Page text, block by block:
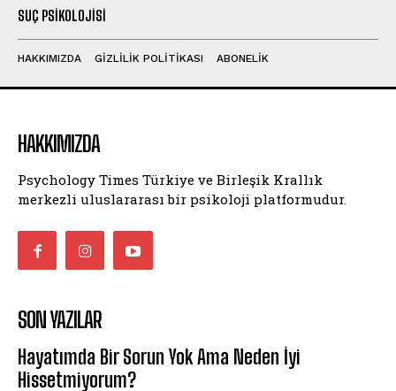
SUÇ PSIKOLOJISI
HAKKIMIZDA GIZLILIK POLITIKASI ABONELIK
HAKKIMIZDA
Psychology Times Türkiye ve Birleşik Krallık
merkezli uluslararası bir psikoloji platformudur.
SON YAZILAR
Hayatımda Bir Sorun Yok Ama Neden İyi
Hissetmiyorum?